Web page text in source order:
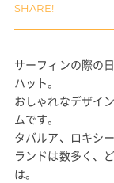
サーフィンの際の
ハット。
おしゃれなデザイ
ムです。
タバルア、ロキシ
ランドは数多く、
は。